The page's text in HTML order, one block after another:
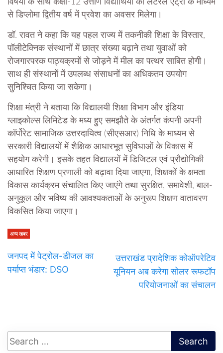
विषयों के साथ कक्षा-12 उत्तीर्ण विद्यार्थियों को लेटरल एंट्री के माध्यम
से डिप्लोमा द्वितीय वर्ष में प्रवेश का अवसर मिलेगा।
डॉ. रावत ने कहा कि यह पहल राज्य में तकनीकी शिक्षा के विस्तार,
पॉलीटेक्निक संस्थानों में छात्र संख्या बढ़ाने तथा युवाओं को
रोजगारपरक पाठ्यक्रमों से जोड़ने में मील का पत्थर साबित होगी।
साथ ही संस्थानों में उपलब्ध संसाधनों का अधिकतम उपयोग
सुनिश्चित किया जा सकेगा।
शिक्षा मंत्री ने बताया कि विद्यालयी शिक्षा विभाग और इंडिया
ग्लाइकोल्स लिमिटेड के मध्य हुए समझौते के अंतर्गत कंपनी अपनी
कॉर्पोरेट सामाजिक उत्तरदायित्व (सीएसआर) निधि के माध्यम से
सरकारी विद्यालयों में शैक्षिक आधारभूत सुविधाओं के विकास में
सहयोग करेगी। इसके तहत विद्यालयों में डिजिटल एवं प्रौद्योगिकी
आधारित शिक्षण प्रणाली को बढ़ावा दिया जाएगा, शिक्षकों के क्षमता
विकास कार्यक्रम संचालित किए जाएंगे तथा सुरक्षित, समावेशी, बाल-
अनुकूल और भविष्य की आवश्यकताओं के अनुरूप शिक्षण वातावरण
विकसित किया जाएगा।
अन्य खबर
जनपद में पेट्रोल-डीजल का
पर्याप्त भंडार: DSO
उत्तराखंड प्रादेशिक कोऑपरेटिव
यूनियन अब करेगा सोलर रूफटॉप
परियोजनाओं का संचालन